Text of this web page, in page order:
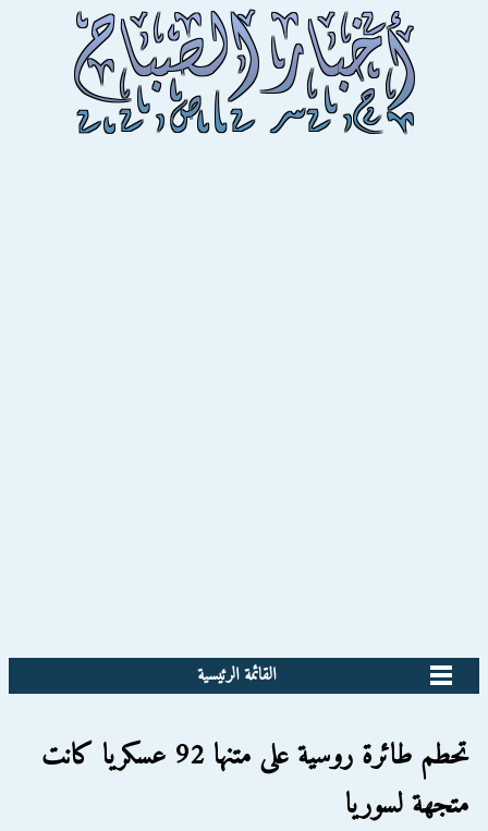
القائمة الرئيسية
تحطم طائرة روسية على متنها 92 عسكريا كانت
متجهة لسوريا